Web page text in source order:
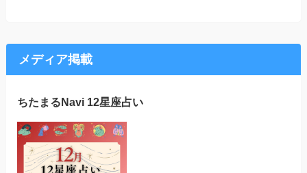
メディア掲載
ちたまるNavi 12星座占い